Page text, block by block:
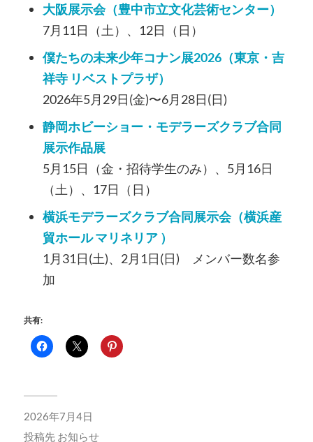
大阪展示会（豊中市立文化芸術センター）
7月11日（土）、12日（日）
僕たちの未来少年コナン展2026（東京・吉
祥寺 リベストプラザ）
2026年5月29日(金)〜6月28日(日)
静岡ホビーショー・モデラーズクラブ合同
展示作品展
5月15日（金・招待学生のみ）、5月16日
（土）、17日（日）
横浜モデラーズクラブ合同展示会（横浜産
貿ホール マリネリア ）
1月31日(土)、2月1日(日) メンバー数名参
加
共有:
2026年7月4日
投稿先 お知らせ